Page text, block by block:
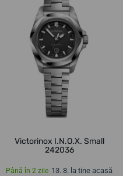
Victorinox I.N.O.X. Small
242036
Până în 2 zile 13. 8. la tine acasă